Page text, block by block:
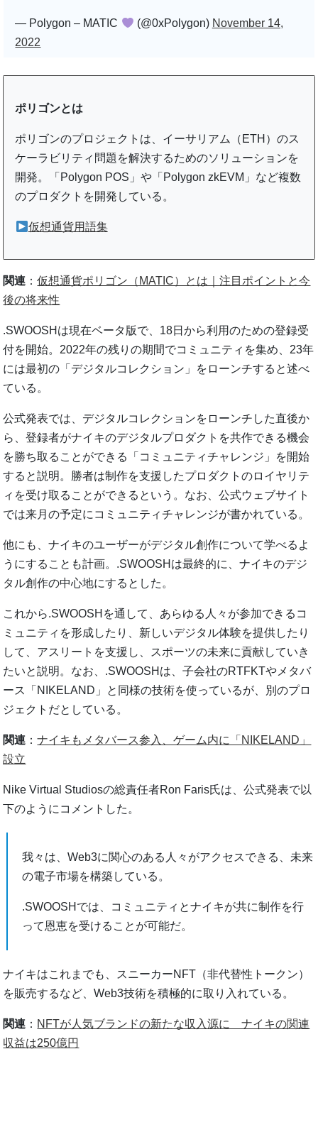
— Polygon – MATIC (@0xPolygon) November 14,
2022
ポリゴンとは
ポリゴンのプロジェクトは、イーサリアム（ETH）のス
ケーラビリティ問題を解決するためのソリューションを
開発。「Polygon POS」や「Polygon zkEVM」など複数
のプロダクトを開発している。
仮想通貨用語集
関連 ：仮想通貨ポリゴン（MATIC）とは｜注目ポイントと今
後の将来性
.SWOOSHは現在ベータ版で、18日から利用のための登録受
付を開始。2022年の残りの期間でコミュニティを集め、23年
には最初の「デジタルコレクション」をローンチすると述べ
ている。
公式発表では、デジタルコレクションをローンチした直後か
ら、登録者がナイキのデジタルプロダクトを共作できる機会
を勝ち取ることができる「コミュニティチャレンジ」を開始
すると説明。勝者は制作を支援したプロダクトのロイヤリテ
ィを受け取ることができるという。なお、公式ウェブサイト
では来月の予定にコミュニティチャレンジが書かれている。
他にも、ナイキのユーザーがデジタル創作について学べるよ
うにすることも計画。.SWOOSHは最終的に、ナイキのデジ
タル創作の中心地にするとした。
これから.SWOOSHを通して、あらゆる人々が参加できるコ
ミュニティを形成したり、新しいデジタル体験を提供したり
して、アスリートを支援し、スポーツの未来に貢献していき
たいと説明。なお、.SWOOSHは、子会社のRTFKTやメタバ
ース「NIKELAND」と同様の技術を使っているが、別のプロ
ジェクトだとしている。
関連 ：ナイキもメタバース参入、ゲーム内に「NIKELAND」
設立
Nike Virtual Studiosの総責任者Ron Faris氏は、公式発表で以
下のようにコメントした。
我々は、Web3に関心のある人々がアクセスできる、未来
の電子市場を構築している。
.SWOOSHでは、コミュニティとナイキが共に制作を行
って恩恵を受けることが可能だ。
ナイキはこれまでも、スニーカーNFT（非代替性トークン）
を販売するなど、Web3技術を積極的に取り入れている。
関連 ： NFTが人気ブランドの新たな収入源に ナイキの関連
収益は250億円